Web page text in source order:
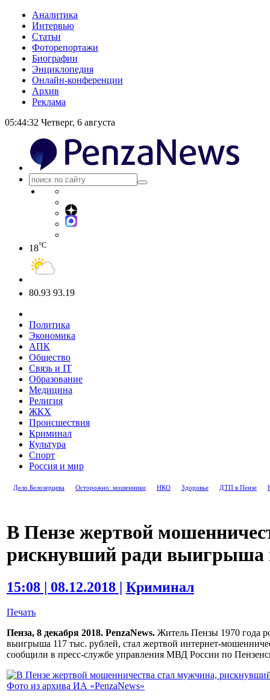
Аналитика
Интервью
Статьи
Фоторепортажи
Биографии
Энциклопедия
Онлайн-конференции
Архив
Реклама
05:44:32 Четверг, 6 августа
18°C
80.93 93.19
Политика
Экономика
АПК
Общество
Связь и IT
Образование
Медицина
Религия
ЖКХ
Происшествия
Криминал
Культура
Спорт
Россия и мир
Дело Белозерцева Осторожно: мошенники НКО Здоровье ДТП в Пензе
В Пензе жертвой
рискнувший ради выигрыша
15:08 | 08.12.2018 | Криминал
Печать
Пенза, 8 декабря 2018. PenzaNews. Житель Пензы 1970 года
выигрыша 117 тыс. рублей, стал жертвой интернет-
сообщили в пресс-службе управления МВД России по